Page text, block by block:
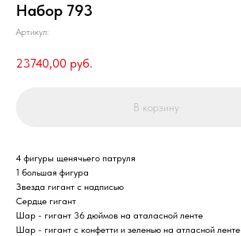
Набор 793
Артикул:
23740,00 руб.
В корзину
4 фигуры щенячьего патруля
1 большая фигура
Звезда гигант с надписью
Сердце гигант
Шар - гигант 36 дюймов на аталасной ленте
Шар - гигант с конфетти и зеленью на атласной ленте